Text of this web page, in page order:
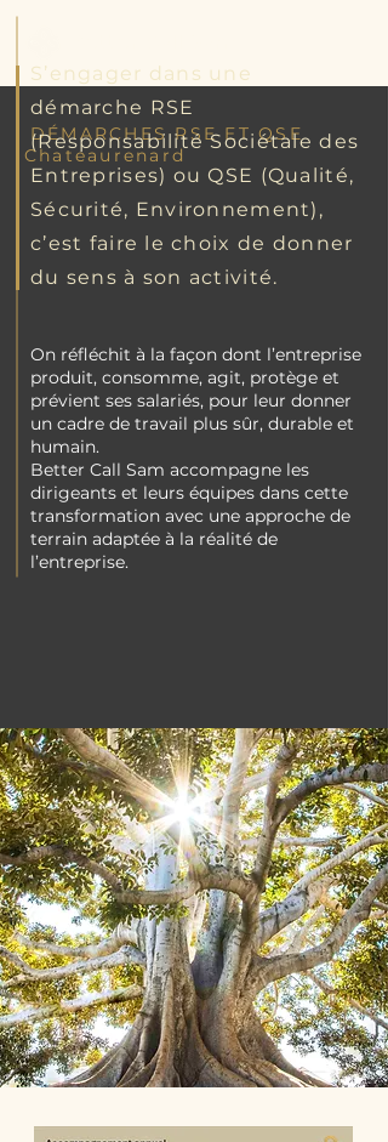
DÉMARCHES RSE ET QSE
S’engager dans une
démarche RSE
(Responsabilité Sociétale des
Entreprises) ou QSE (Qualité,
Sécurité, Environnement),
c’est faire le choix de donner
du sens à son activité.
Chateaurenard
On réfléchit à la façon dont l’entreprise
produit, consomme, agit, protège et
prévient ses salariés, pour leur donner
un cadre de travail plus sûr, durable et
humain.
Better Call Sam accompagne les
dirigeants et leurs équipes dans cette
transformation avec une approche de
terrain adaptée à la réalité de
l’entreprise.